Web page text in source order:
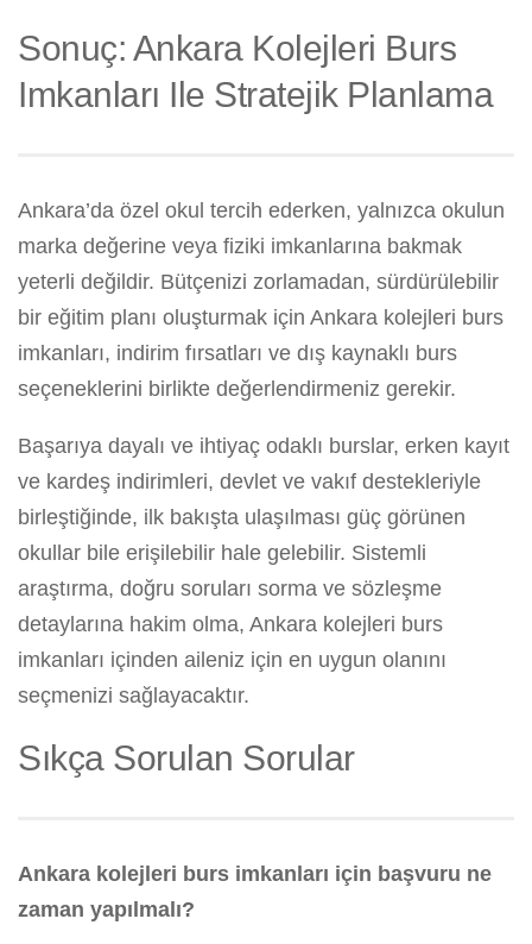
Sonuç: Ankara Kolejleri Burs
Imkanları Ile Stratejik Planlama
Ankara’da özel okul tercih ederken, yalnızca okulun
marka değerine veya fiziki imkanlarına bakmak
yeterli değildir. Bütçenizi zorlamadan, sürdürülebilir
bir eğitim planı oluşturmak için Ankara kolejleri burs
imkanları, indirim fırsatları ve dış kaynaklı burs
seçeneklerini birlikte değerlendirmeniz gerekir.
Başarıya dayalı ve ihtiyaç odaklı burslar, erken kayıt
ve kardeş indirimleri, devlet ve vakıf destekleriyle
birleştiğinde, ilk bakışta ulaşılması güç görünen
okullar bile erişilebilir hale gelebilir. Sistemli
araştırma, doğru soruları sorma ve sözleşme
detaylarına hakim olma, Ankara kolejleri burs
imkanları içinden aileniz için en uygun olanını
seçmenizi sağlayacaktır.
Sıkça Sorulan Sorular
Ankara kolejleri burs imkanları için başvuru ne
zaman yapılmalı?